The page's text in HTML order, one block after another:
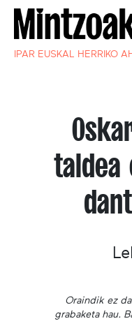
IPAR EUSKAL HERRIKO
taldea
Oraindik ez
grabaketa hau.